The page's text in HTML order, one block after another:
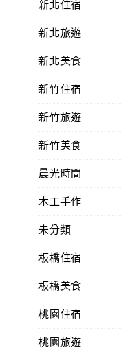
新北住宿
新北旅遊
新北美食
新竹住宿
新竹旅遊
新竹美食
晨光時間
木工手作
未分類
板橋住宿
板橋美食
桃園住宿
桃園旅遊